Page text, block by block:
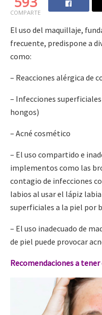
COMPARTE
El uso del maquillaje,
frecuente, predispone a
como:
– Reacciones alérgica de
– Infecciones
hongos)
– Acné cosmético
– El uso compartido e
implementos como las
contagio de infecciones
labios al usar el lápiz
superficiales a la piel por
– El uso inadecuado de
de piel puede provocar
Recomendaciones a tener